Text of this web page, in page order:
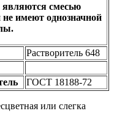
являются смесью
имеют однозначной
Растворитель 648
ГОСТ 18188-72
или слегка